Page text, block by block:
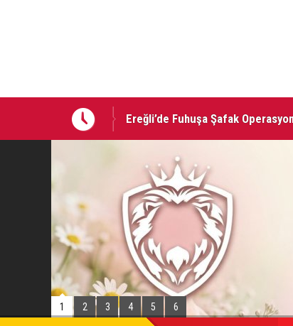
Ereğli’de Fuhuşa Şafak
05 AĞUSTOS 2026 Tarihinde
1 2 3 4 5 6